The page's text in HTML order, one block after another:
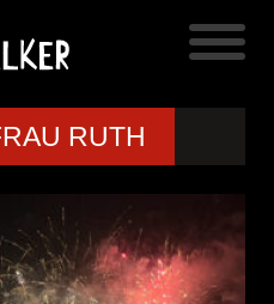
RUTH